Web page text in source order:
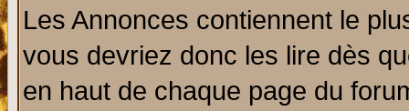
Les Annonces contiennent le
vous devriez donc les lire dès
en haut de chaque page du